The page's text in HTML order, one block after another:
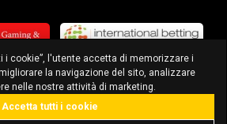
i cookie”, l'utente accetta di memorizzare i
la navigazione del sito, analizzare
nelle nostre attività di marketing.
Accetta tutti i cookie